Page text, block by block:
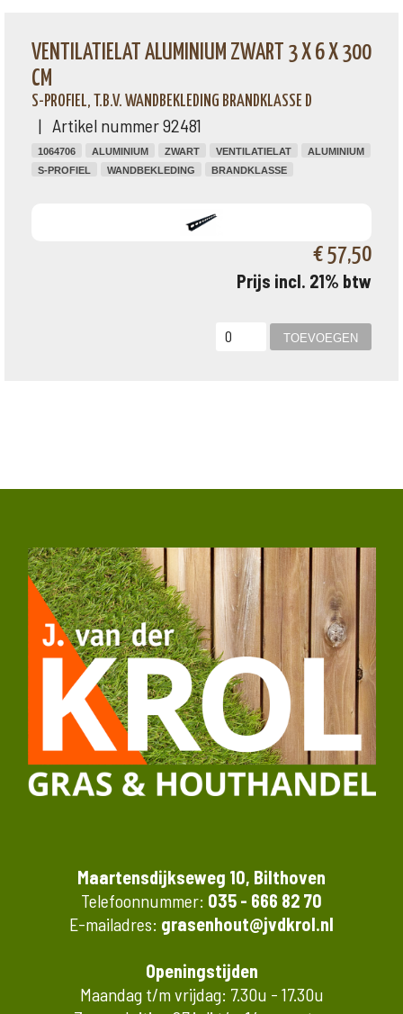
VENTILATIELAT ALUMINIUM ZWART 3 X 6 X 300
CM
S-PROFIEL, T.B.V. WANDBEKLEDING BRANDKLASSE D
| Artikel nummer 92481
1064706 ALUMINIUM ZWART VENTILATIELAT
ALUMINIUM
S-PROFIEL
WANDBEKLEDING BRANDKLASSE
€ 57,50
Prijs incl. 21% btw
Maartensdijkseweg 10, Bilthoven
Telefoonnummer: 035 - 666 82 70
E-mailadres: grasenhout@jvdkrol.nl
Openingstijden
Maandag t/m vrijdag: 7.30u - 17.30u